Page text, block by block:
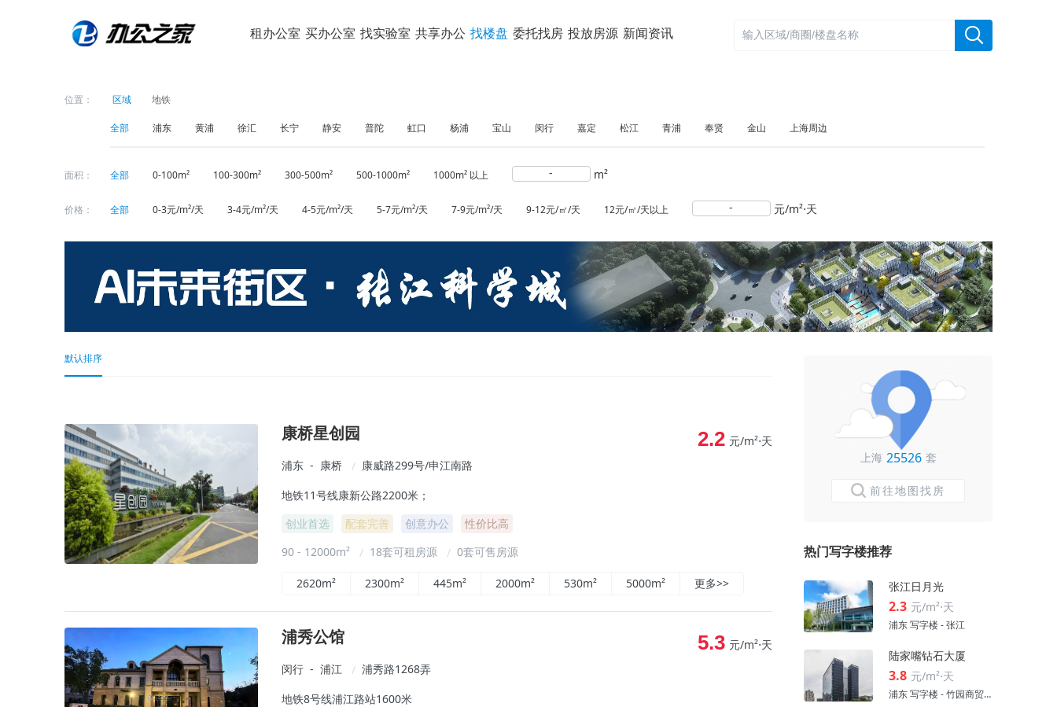
租办公室 买办公室 找实验室 共享办公 找楼盘 委托找房 投放房源 新闻资讯
位置： 区域 地铁
全部 浦东 黄浦 徐汇 长宁 静安 普陀 虹口 杨浦 宝山 闵行 嘉定 松江 青浦 奉贤 金山 上海周边
面积： 全部 0-100m² 100-300m² 300-500m² 500-1000m² 1000m² 以上 - m²
价格： 全部 0-3元/m²/天 3-4元/m²/天 4-5元/m²/天 5-7元/m²/天 7-9元/m²/天 9-12元/㎡/天 12元/㎡/天以上 - 元/m²⋅天
默认排序
康桥星创园
浦东 - 康桥 / 康威路299号/申江南路
地铁11号线康新公路2200米；
创业首选
配套完善 创意办公
性价比高
90 - 12000m²
/ 18套可租房源 / 0套可售房源
2.2 元/m²⋅天
2620m² 2300m² 445m² 2000m² 530m² 5000m² 更多>>
浦秀公馆
闵行 - 浦江 / 浦秀路1268弄
地铁8号线浦江路站1600米
5.3 元/m²⋅天
上海 25526 套
前往地图找房
热门写字楼推荐
张江日月光
2.3 元/m²⋅天
浦东 写字楼 - 张江
陆家嘴钻石大厦
3.8 元/m²⋅天
浦东 写字楼 - 竹园商贸区